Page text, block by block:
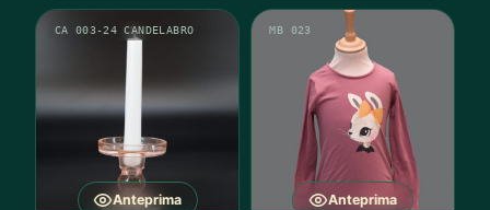
Anteprima
CA 003-24 CANDELABRO
Anteprima
MB 023